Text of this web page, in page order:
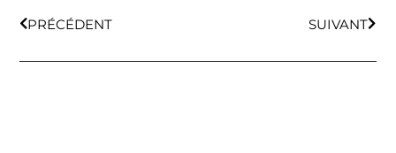
PRÉCÉDENT SUIVANT